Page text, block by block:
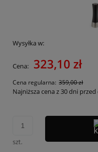
Wysyłka w:
Cena: 323,10 zł
Cena regularna: 359,00 zł
Najniższa cena z 30 dni
szt.